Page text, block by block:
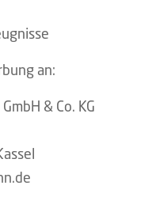
an:
& Co. KG